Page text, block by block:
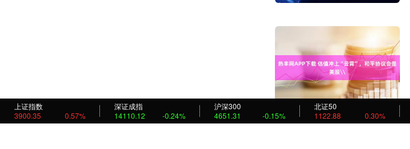
上证指数
3900.35
0.57%
深证成指
14110.12
-0.24%
沪深300
4651.31
-0.15%
北证50
1122.88
0.30%